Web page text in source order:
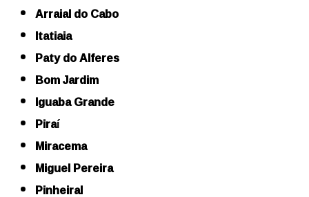
Arraial do Cabo
Itatiaia
Paty do Alferes
Bom Jardim
Iguaba Grande
Piraí
Miracema
Miguel Pereira
Pinheiral